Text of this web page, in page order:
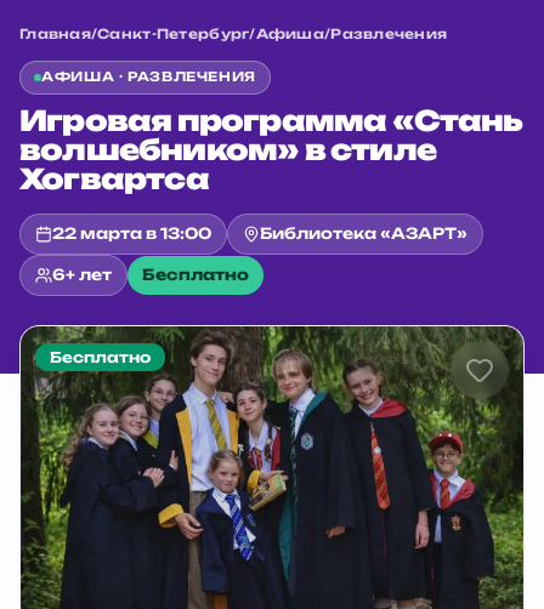
Главная/Санкт-Петербург/Афиша/Развлечения
АФИША ·РАЗВЛЕЧЕНИЯ
Игровая программа «Стань
волшебником» в стиле
Хогвартса
22 марта в 13:00 Библиотека «АЗАРТ»
6+ лет Бесплатно
Главная
Санкт-Петербург
Афиша
Развлечения
Игровая программа «Стань волшебником» в стиле
Бесплатно